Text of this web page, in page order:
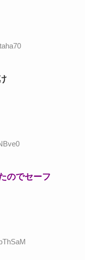
のでセーフ